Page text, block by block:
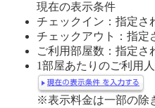
現在の表示条件
チェックイン：指定さ
チェックアウト：指定
ご利用部屋数：指定さ
1部屋あたりのご利用
※表示料金は一部の除